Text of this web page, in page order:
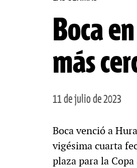
Boca
más
11 de julio de 2023
Boca venció a
vigésima cuarta
plaza para la